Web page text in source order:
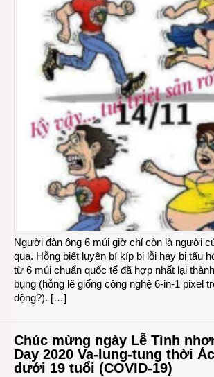
Người đàn ông 6 múi giờ chỉ còn là người
qua. Hỗng biết luyện bí kíp bị lỗi hay bị tẩu
từ 6 múi chuẩn quốc tế đã hợp nhất lại
bụng (hỗng lẽ giống công nghệ 6-in-1 pixel
động?). […]
Chúc mừng ngày Lễ Tình
Day 2020 Va-lung-tung thời
dưới 19 tuổi (COVID-19)